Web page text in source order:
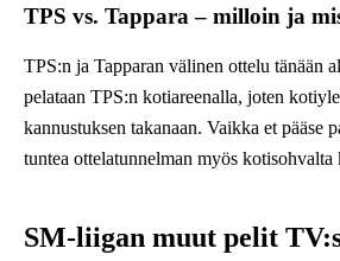
TPS vs. Tappara – milloin ja
TPS:n ja Tapparan välinen ottelu tänään
pelataan TPS:n kotiareenalla, joten
kannustuksen takanaan. Vaikka et pääse
tuntea ottelatunnelman myös kotisohvalta
SM-liigan muut pelit